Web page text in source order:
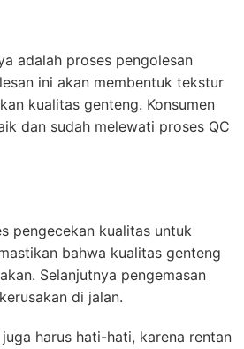
adalah proses pengolesan
ini akan membentuk tekstur
kualitas genteng. Konsumen
dan sudah melewati proses QC
pengecekan kualitas untuk
bahwa kualitas genteng
Selanjutnya pengemasan
di jalan.
harus hati-hati, karena rentan